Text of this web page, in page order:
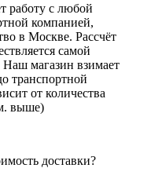
работу с любой
компанией,
в Москве. Рассчёт
самой
магазин взимает
транспортной
от количества
выше)
доставки?